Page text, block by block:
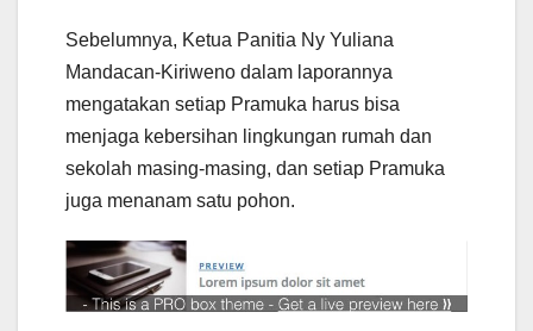
Sebelumnya, Ketua Panitia Ny Yuliana
Mandacan-Kiriweno dalam laporannya
mengatakan setiap Pramuka harus bisa
menjaga kebersihan lingkungan rumah dan
sekolah masing-masing, dan setiap Pramuka
juga menanam satu pohon.